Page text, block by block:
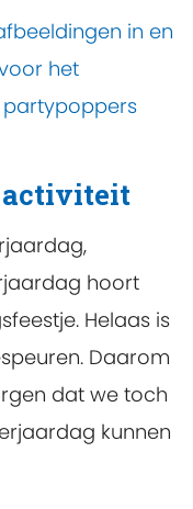
in en
het
activiteit
hoort
Helaas is
Daarom
dat we toch
kunnen